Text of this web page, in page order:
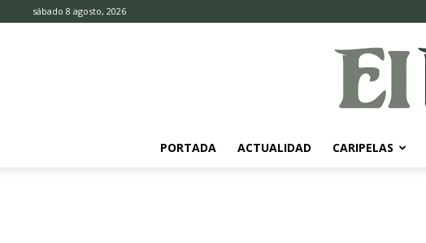
sábado 8 agosto, 2026
PORTADA ACTUALIDAD CARIPELAS